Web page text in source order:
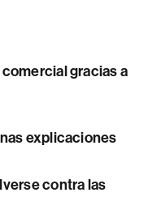
gracias a
explicaciones
contra las